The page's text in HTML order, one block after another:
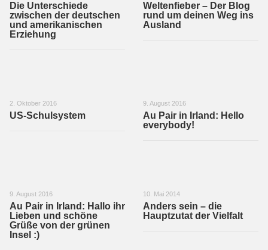
Die Unterschiede
zwischen der deutschen
und amerikanischen
Erziehung
Weltenfieber – Der Blog
rund um deinen Weg ins
Ausland
2. Oktober 2016
US-Schulsystem
9. August 2016
Au Pair in Irland: Hello
everybody!
9. August 2016
Au Pair in Irland: Hallo ihr
Lieben und schöne
Grüße von der grünen
Insel :)
10. Mai 2014
Anders sein – die
Hauptzutat der Vielfalt